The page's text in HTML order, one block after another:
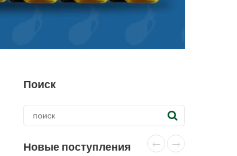
Поиск
Новые поступления